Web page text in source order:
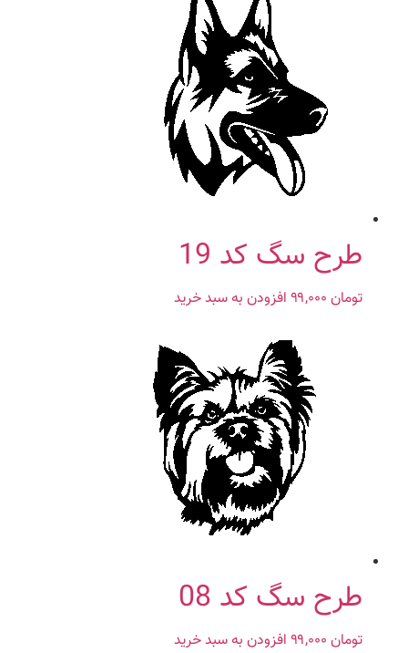
طرح سگ کد 19
تومان افزودن به سبد خرید
طرح سگ کد 08
تومان افزودن به سبد خرید